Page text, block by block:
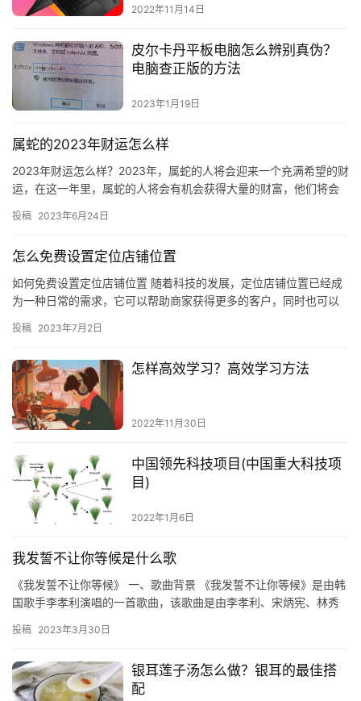
2022年11月14日
皮尔卡丹平板电脑怎么辨别真伪？
电脑查正版的方法
2023年1月19日
属蛇的2023年财运怎么样
2023年财运怎么样？2023年，属蛇的人将会迎来一个充满希望的财
运，在这一年里，属蛇的人将会有机会获得大量的财富，他们将会
投稿 2023年6月24日
怎么免费设置定位店铺位置
如何免费设置定位店铺位置 随着科技的发展，定位店铺位置已经成
为一种日常的需求，它可以帮助商家获得更多的客户，同时也可以
定位…
投稿 2023年7月2日
怎样高效学习？高效学习方法
2022年11月30日
中国领先科技项目(中国重大科技项
目)
2022年1月6日
我发誓不让你等候是什么歌
《我发誓不让你等候》 一、歌曲背景 《我发誓不让你等候》是由韩
国歌手李孝利演唱的一首歌曲，该歌曲是由李孝利、宋炳宪、林秀
投稿 2023年3月30日
银耳莲子汤怎么做？银耳的最佳搭
配